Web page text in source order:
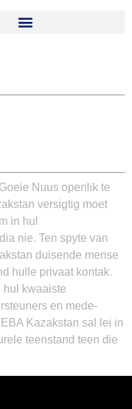
Nuus openlik te
versigtig moet
in hul
nie. Ten spyte van
duisende mense
hulle privaat kontak.
hul kwaaiste
en mede-
Kazakstan sal lei in
teenstand teen die